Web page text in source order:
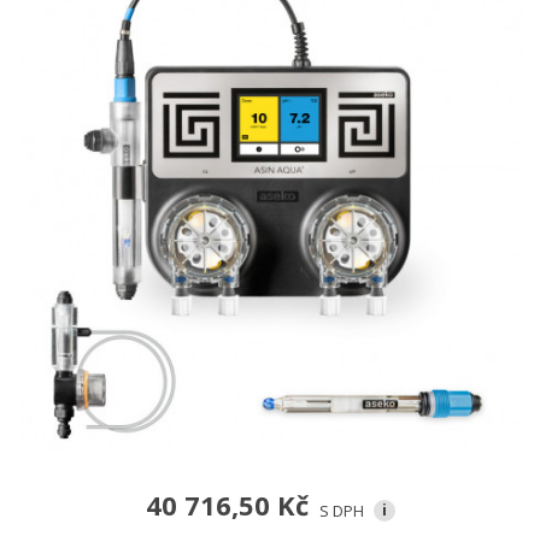
40 716,50 Kč S DPH i